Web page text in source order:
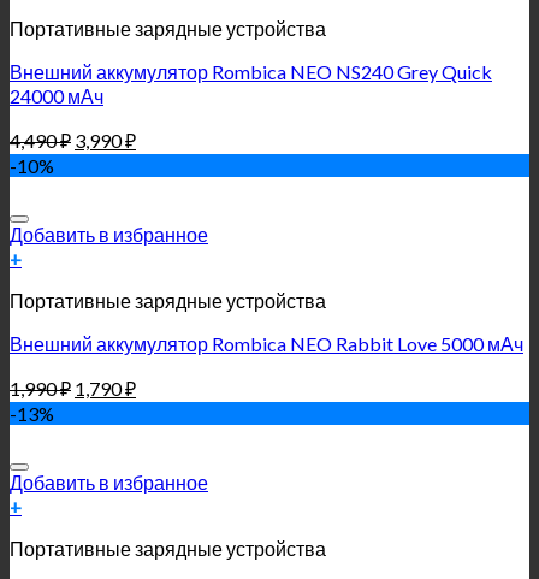
Портативные зарядные устройства
Внешний аккумулятор Rombica NEO NS240 Grey Quick
24000 мАч
4,490₽ 3,990₽
-10%
Добавить в избранное
+
Портативные зарядные устройства
Внешний аккумулятор Rombica NEO Rabbit Love 5000 мАч
1,990₽ 1,790₽
-13%
Добавить в избранное
+
Портативные зарядные устройства